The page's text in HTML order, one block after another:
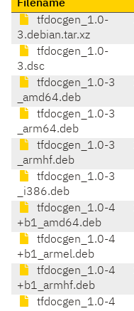
Filename
tfdocgen_1.0-
3.debian.tar.xz
tfdocgen_1.0-
3.dsc
tfdocgen_1.0-3
_amd64.deb
tfdocgen_1.0-3
_arm64.deb
tfdocgen_1.0-3
_armhf.deb
tfdocgen_1.0-3
_i386.deb
tfdocgen_1.0-4
+b1_amd64.deb
tfdocgen_1.0-4
+b1_armel.deb
tfdocgen_1.0-4
+b1_armhf.deb
tfdocgen_1.0-4